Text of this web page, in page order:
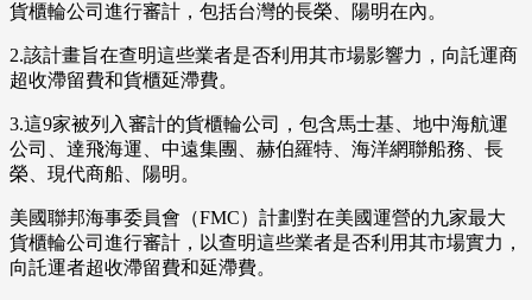
貨櫃輪公司進行審計，包括台灣的長榮、陽明在內。
2.該計畫旨在查明這些業者是否利用其市場影響力，向託運商
超收滯留費和貨櫃延滯費。
3.這9家被列入審計的貨櫃輪公司，包含馬士基、地中海航運
公司、達飛海運、中遠集團、赫伯羅特、海洋網聯船務、長
榮、現代商船、陽明。
美國聯邦海事委員會（FMC）計劃對在美國運營的九家最大
貨櫃輪公司進行審計，以查明這些業者是否利用其市場實力，
向託運者超收滯留費和延滯費。